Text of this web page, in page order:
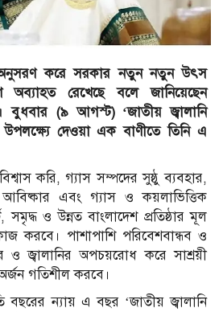
অনুসরণ করে সরকার নতুন নতুন উৎস
অব্যাহত রেখেছে বলে জানিয়েছেন
বুধবার (৯ আগস্ট) ‘জাতীয় জ্বালানি
উপলক্ষ্যে দেওয়া এক বাণীতে তিনি এ
করি, গ্যাস সম্পদের সুষ্ঠু ব্যবহার,
এবং গ্যাস ও কয়লাভিত্তিক
সমৃদ্ধ ও উন্নত বাংলাদেশ প্রতিষ্ঠার মূল
করবে। পাশাপাশি পরিবেশবান্ধব ও
ও জ্বালানির অপচয়রোধ করে সাশ্রয়ী
গতিশীল করবে।
বছরের ন্যায় এ বছর ‘জাতীয় জ্বালানি